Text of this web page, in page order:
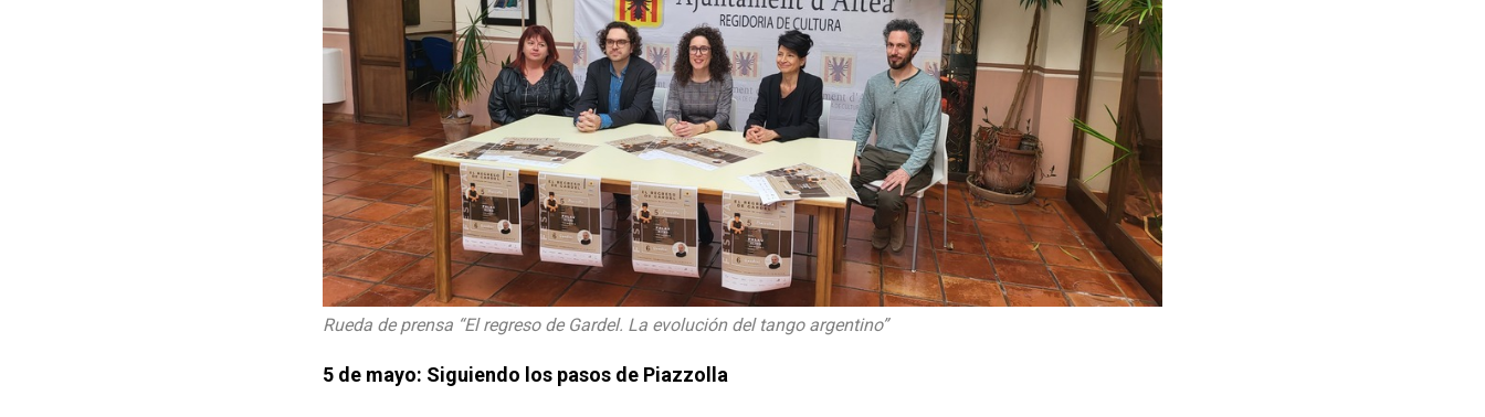
Rueda de prensa “El regreso de Gardel. La evolución del tango argentino”
5 de mayo: Siguiendo los pasos de Piazzolla